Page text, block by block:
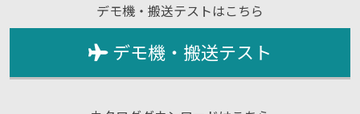
デモ機・搬送テストはこちら
デモ機・搬送テスト